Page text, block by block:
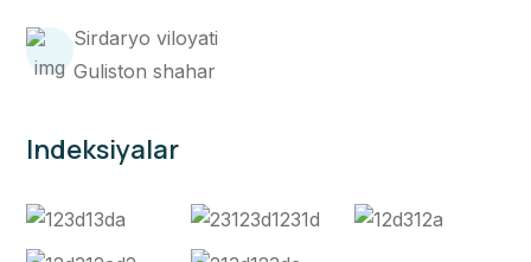
Sirdaryo viloyati
Guliston shahar
Indeksiyalar